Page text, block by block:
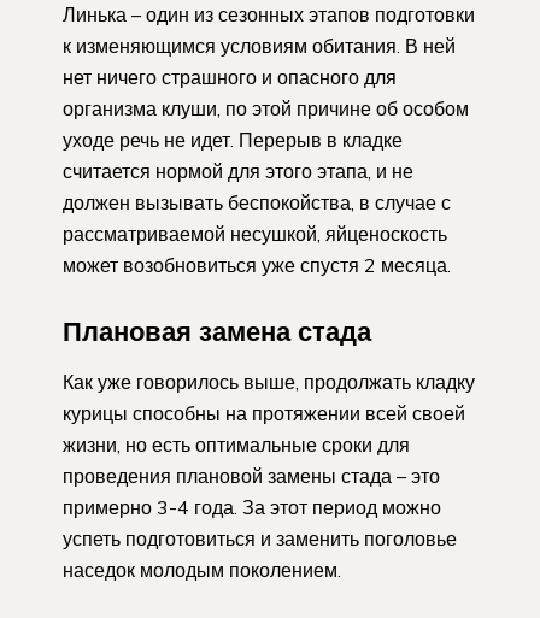
Линька – один из сезонных этапов подготовки
к изменяющимся условиям обитания. В ней
нет ничего страшного и опасного для
организма клуши, по этой причине об особом
уходе речь не идет. Перерыв в кладке
считается нормой для этого этапа, и не
должен вызывать беспокойства, в случае с
рассматриваемой несушкой, яйценоскость
может возобновиться уже спустя 2 месяца.
Плановая замена стада
Как уже говорилось выше, продолжать кладку
курицы способны на протяжении всей своей
жизни, но есть оптимальные сроки для
проведения плановой замены стада – это
примерно 3-4 года. За этот период можно
успеть подготовиться и заменить поголовье
наседок молодым поколением.